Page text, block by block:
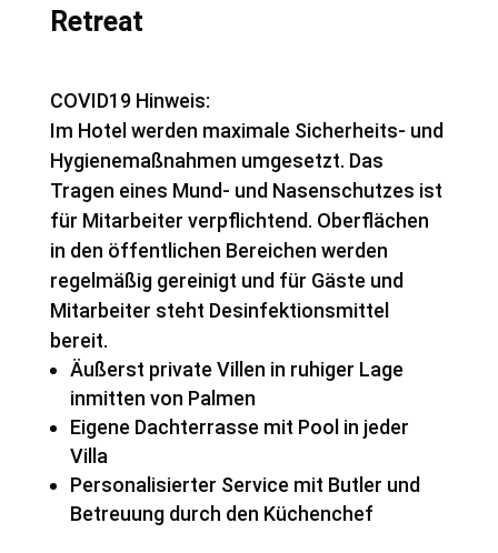
Retreat
COVID19 Hinweis:
Im Hotel werden maximale Sicherheits- und
Hygienemaßnahmen umgesetzt. Das
Tragen eines Mund- und Nasenschutzes ist
für Mitarbeiter verpflichtend. Oberflächen
in den öffentlichen Bereichen werden
regelmäßig gereinigt und für Gäste und
Mitarbeiter steht Desinfektionsmittel
bereit.
Äußerst private Villen in ruhiger Lage
inmitten von Palmen
Eigene Dachterrasse mit Pool in jeder
Villa
Personalisierter Service mit Butler und
Betreuung durch den Küchenchef